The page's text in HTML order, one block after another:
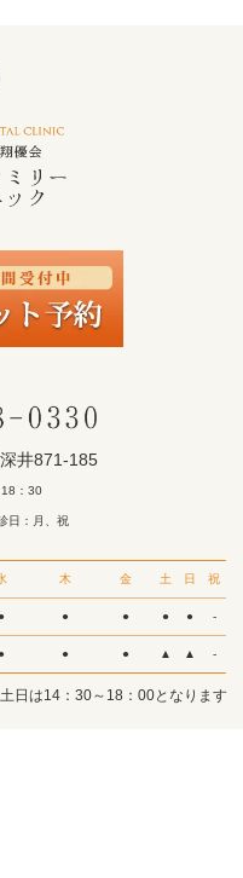
井871-185
：30
日：月、祝
木 金 土 日 祝
● ● ● ● ● -
● ● ● ▲ ▲ -
日は14：30～18：00となります